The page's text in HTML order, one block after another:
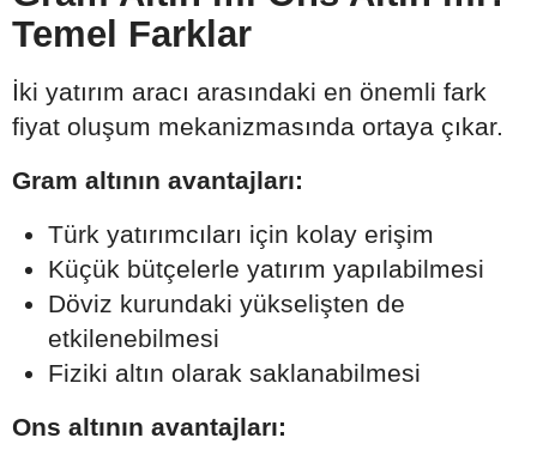
Temel Farklar
İki yatırım aracı arasındaki en önemli fark
fiyat oluşum mekanizmasında ortaya çıkar.
Gram altının avantajları:
Türk yatırımcıları için kolay erişim
Küçük bütçelerle yatırım yapılabilmesi
Döviz kurundaki yükselişten de
etkilenebilmesi
Fiziki altın olarak saklanabilmesi
Ons altının avantajları: